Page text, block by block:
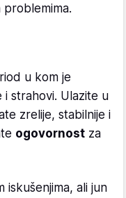
problemima.
u kom je
strahovi. Ulazite u
zrelije, stabilnije i
ogovornost za
iskušenjima, ali jun